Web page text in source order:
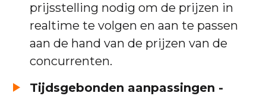
prijsstelling nodig om de prijzen in
realtime te volgen en aan te passen
aan de hand van de prijzen van de
concurrenten.
Tijdsgebonden aanpassingen -